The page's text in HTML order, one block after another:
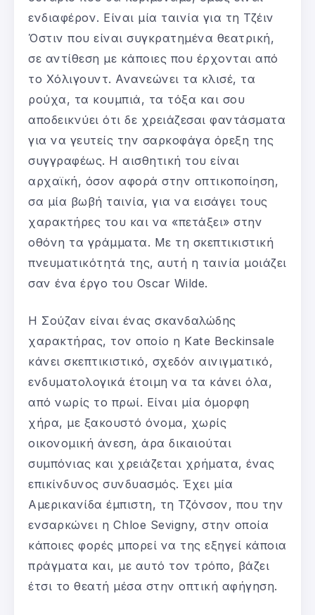
ενδιαφέρον. Είναι μία ταινία για τη Τζέιν
Όστιν που είναι συγκρατημένα θεατρική,
σε αντίθεση με κάποιες που έρχονται από
το Χόλιγουντ. Ανανεώνει τα κλισέ, τα
ρούχα, τα κουμπιά, τα τόξα και σου
αποδεικνύει ότι δε χρειάζεσαι φαντάσματα
για να γευτείς την σαρκοφάγα όρεξη της
συγγραφέως. Η αισθητική του είναι
αρχαϊκή, όσον αφορά στην οπτικοποίηση,
σα μία βωβή ταινία, για να εισάγει τους
χαρακτήρες του και να «πετάξει» στην
οθόνη τα γράμματα. Με τη σκεπτικιστική
πνευματικότητά της, αυτή η ταινία μοιάζει
σαν ένα έργο του Oscar Wilde.
Η Σούζαν είναι ένας σκανδαλώδης
χαρακτήρας, τον οποίο η Kate Beckinsale
κάνει σκεπτικιστικό, σχεδόν αινιγματικό,
ενδυματολογικά έτοιμη να τα κάνει όλα,
από νωρίς το πρωί. Είναι μία όμορφη
χήρα, με ξακουστό όνομα, χωρίς
οικονομική άνεση, άρα δικαιούται
συμπόνιας και χρειάζεται χρήματα, ένας
επικίνδυνος συνδυασμός. Έχει μία
Αμερικανίδα έμπιστη, τη Τζόνσον, που την
ενσαρκώνει η Chloe Sevigny, στην οποία
κάποιες φορές μπορεί να της εξηγεί κάποια
πράγματα και, με αυτό τον τρόπο, βάζει
έτσι το θεατή μέσα στην οπτική αφήγηση.